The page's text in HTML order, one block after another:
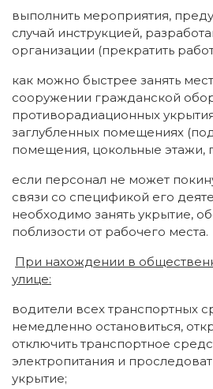
выполнить мероприятия,
случай инструкцией,
организации (прекратить
как можно быстрее занять
сооружении гражданской
противорадиационных
заглубленных помещениях
помещения, цокольные этажи,
если персонал не может
связи со спецификой его
необходимо занять укрытие,
поблизости от рабочего места.
При нахождении в
улице:
водители всех транспортных
немедленно остановиться,
отключить транспортное
электропитания и
укрытие;